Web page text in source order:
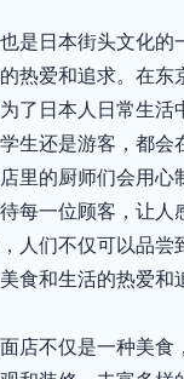
是日本街头文化的
热爱和追求。在东
了日本人日常生活
生还是游客，都会
里的厨师们会用心
每一位顾客，让人
人们不仅可以品尝
食和生活的热爱和
店不仅是一种美食